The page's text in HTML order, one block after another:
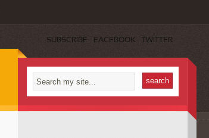
SUBSCRIBE FACEBOOK TWITTER